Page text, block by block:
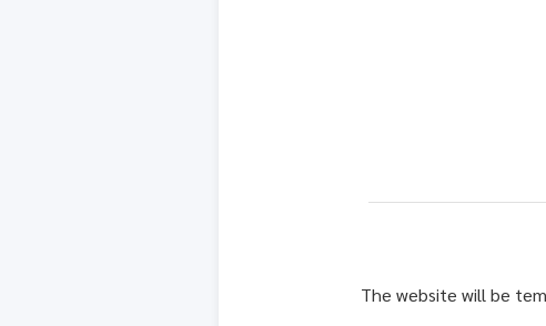
The website will be